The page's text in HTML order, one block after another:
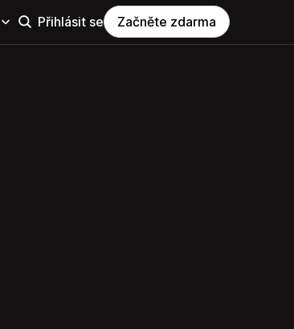
Přihlásit se Začněte zdarma